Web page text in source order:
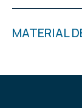
MATERIAL